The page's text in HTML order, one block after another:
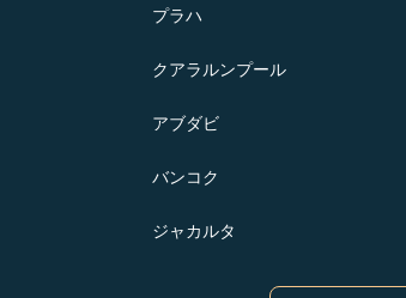
プラハ
クアラルンプール
アブダビ
バンコク
ジャカルタ